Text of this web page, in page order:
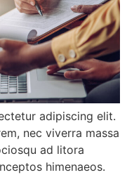
adipiscing elit.
nec viverra massa
ad litora
himenaeos.